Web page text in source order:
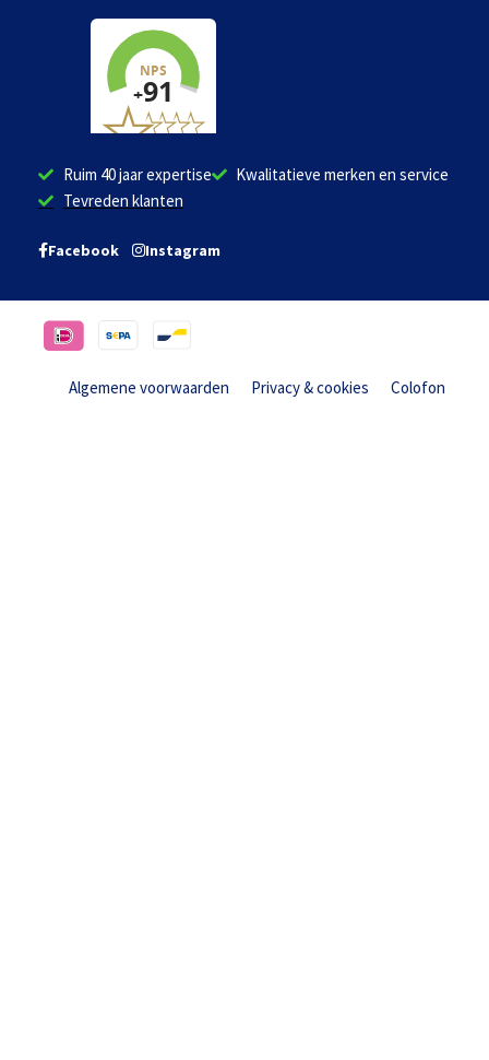
Ruim 40 jaar expertise
Kwalitatieve merken en service
Tevreden klanten
Facebook Instagram
Algemene voorwaarden Privacy & cookies Colofon